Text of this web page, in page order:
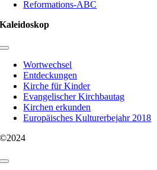
Reformations-ABC
Kaleidoskop
Toggle
NavigationWortwechsel
Entdeckungen
Kirche für Kinder
Evangelischer Kirchbautag
Kirchen erkunden
Europäisches Kulturerbejahr 2018
©2024
Toggle